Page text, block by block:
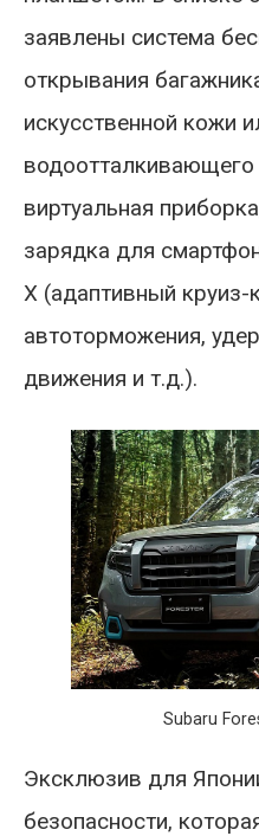
заявлены система
открывания
искусственной кожи
водоотталкивающего
виртуальная
зарядка для
X (адаптивный круиз-
автоторможения,
движения и т.д.).
Subaru
Эксклюзив для
безопасности,